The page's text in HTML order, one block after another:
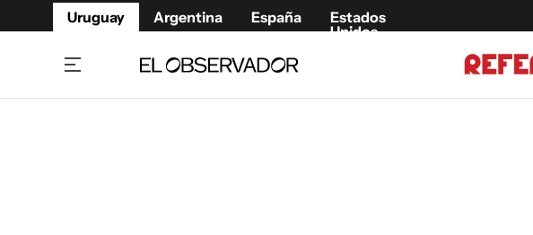
Uruguay Argentina España
Estados
Unidos